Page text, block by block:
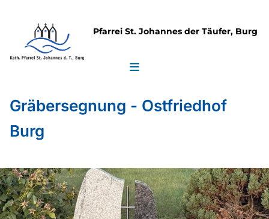
Pfarrei St. Johannes der Täufer, Burg
Gräbersegnung - Ostfriedhof
Burg